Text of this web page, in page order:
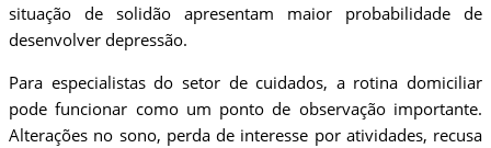
situação de solidão apresentam maior probabilidade de
desenvolver depressão.
Para especialistas do setor de cuidados, a rotina domiciliar
pode funcionar como um ponto de observação importante.
Alterações no sono, perda de interesse por atividades, recusa